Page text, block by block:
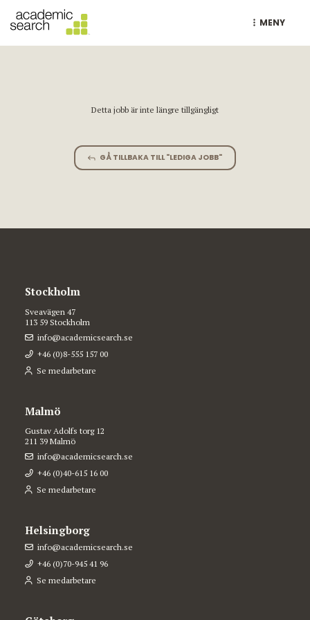
MENY
Detta jobb är inte längre tillgängligt
GÅ TILLBAKA TILL "LEDIGA JOBB"
Stockholm
Sveavägen 47
113 59 Stockholm
info@academicsearch.se
+46 (0)8-555 157 00
Se medarbetare
Malmö
Gustav Adolfs torg 12
211 39 Malmö
info@academicsearch.se
+46 (0)40-615 16 00
Se medarbetare
Helsingborg
info@academicsearch.se
+46 (0)70-945 41 96
Se medarbetare